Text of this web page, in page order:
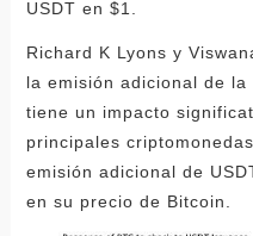
USDT en $1.
Richard K Lyons y
la emisión adicional de la
tiene un impacto
principales
emisión adicional de
en su precio de Bitcoin.